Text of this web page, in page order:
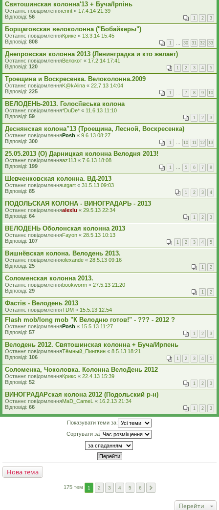
Святошинская колонна'13 + Буча/Ірпінь
Останнє повідомленняerint « 17.4.14 21:39
Відповіді: 56 1 2 3
Борщаговская велоколонна ("Бобайкеры")
Останнє повідомленняКрикс « 13.3.14 15:45
Відповіді: 808 1 … 30 31 32 33
Днепровская колонна 2013 (Ленинградка и кто желает)
Останнє повідомленняВелокот « 17.2.14 17:41
Відповіді: 120 1 2 3 4 5
Троещина и Воскресенка. Велоколонна.2009
Останнє повідомленняK@kAlina « 22.7.13 14:04
Відповіді: 225 1 … 7 8 9 10
ВЕЛОДЕНЬ-2013. Голосіївська колона
Останнє повідомлення*DuDe* « 11.6.13 11:10
Відповіді: 59 1 2 3
Деснянская колона"13 (Троещина, Лесной, Воскресенка)
Останнє повідомленняPosh « 9.6.13 08:27
Відповіді: 300 1 … 10 11 12 13
25.05.2013 (O) Дарницкая колонна Велодня 2013!
Останнє повідомленняaz113 « 7.6.13 18:08
Відповіді: 199 1 … 5 6 7 8
Шевченковская колонна. ВД-2013
Останнє повідомленняutgart « 31.5.13 09:03
Відповіді: 85 1 2 3 4
ПОДОЛЬСКАЯ КОЛОНА - ВИНОГРАДАРЬ - 2013
Останнє повідомленняalexlu « 29.5.13 22:34
Відповіді: 64 1 2 3
ВЕЛОДЕНЬ Оболонская колонна 2013
Останнє повідомленняFayon « 28.5.13 10:13
Відповіді: 107 1 2 3 4 5
Вишнёвская колона. Велодень 2013.
Останнє повідомленняolexande « 28.5.13 09:16
Відповіді: 25 1 2
Соломенская колонна 2013.
Останнє повідомленняbookworm « 27.5.13 21:20
Відповіді: 29 1 2
Фастів - Велодень 2013
Останнє повідомленняTDM « 15.5.13 12:54
Flash mob/long mob "К Велодню готов!" - ??? - 2012 ?
Останнє повідомленняPosh « 15.5.13 11:27
Відповіді: 57 1 2 3
Велодень 2012. Святошинская колонна + Буча/Ирпень
Останнє повідомленняТёмный_Пингвин « 8.5.13 18:21
Відповіді: 106 1 2 3 4 5
Соломенка, Чоколовка. Колонна ВелоДень 2012
Останнє повідомленняКрикс « 22.4.13 15:39
Відповіді: 52 1 2 3
ВИНОГРАДАРская колона 2012 (Подольский р-н)
Останнє повідомленняMaD_CameL « 16.2.13 21:34
Відповіді: 66 1 2 3
Показувати теми за:
Сортувати за
Нова тема
175 тем 1 2 3 4 5 6
Перейти